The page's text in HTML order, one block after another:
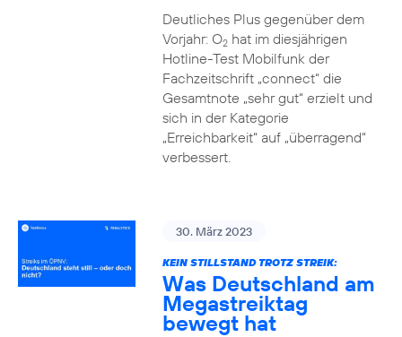
Deutliches Plus gegenüber dem
Vorjahr: O2hat im diesjährigen
Hotline-Test Mobilfunk der
Fachzeitschrift „connect“ die
Gesamtnote „sehr gut“ erzielt und
sich in der Kategorie
„Erreichbarkeit“ auf „überragend“
verbessert.
30. März 2023
KEIN STILLSTAND TROTZ STREIK:
Was Deutschland am
Megastreiktag
bewegt hat